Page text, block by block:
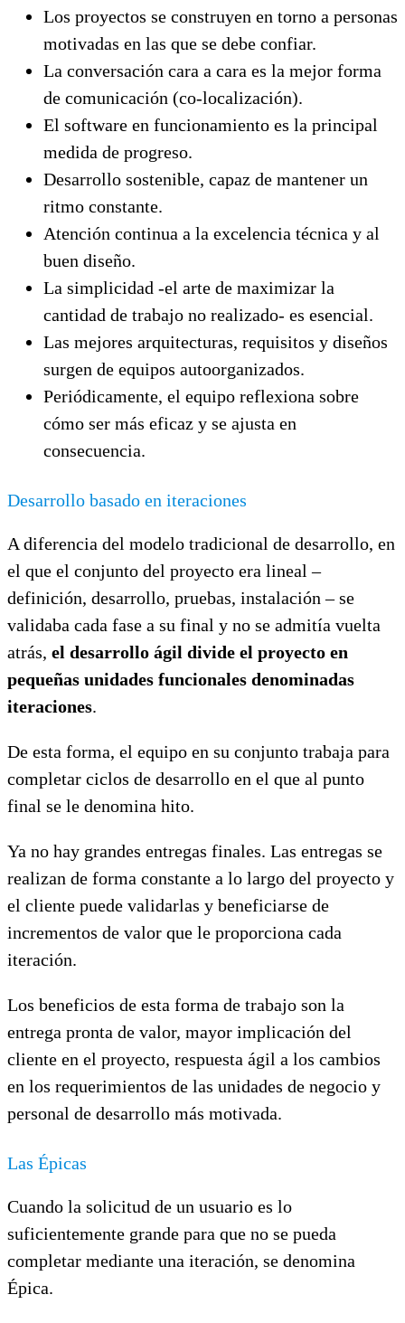
Los proyectos se construyen en torno a personas
motivadas en las que se debe confiar.
La conversación cara a cara es la mejor forma
de comunicación (co-localización).
El software en funcionamiento es la principal
medida de progreso.
Desarrollo sostenible, capaz de mantener un
ritmo constante.
Atención continua a la excelencia técnica y al
buen diseño.
La simplicidad -el arte de maximizar la
cantidad de trabajo no realizado- es esencial.
Las mejores arquitecturas, requisitos y diseños
surgen de equipos autoorganizados.
Periódicamente, el equipo reflexiona sobre
cómo ser más eficaz y se ajusta en
consecuencia.
Desarrollo basado en iteraciones
A diferencia del modelo tradicional de desarrollo, en
el que el conjunto del proyecto era lineal –
definición, desarrollo, pruebas, instalación – se
validaba cada fase a su final y no se admitía vuelta
atrás, el desarrollo ágil divide el proyecto en
pequeñas unidades funcionales denominadas
iteraciones.
De esta forma, el equipo en su conjunto trabaja para
completar ciclos de desarrollo en el que al punto
final se le denomina hito.
Ya no hay grandes entregas finales. Las entregas se
realizan de forma constante a lo largo del proyecto y
el cliente puede validarlas y beneficiarse de
incrementos de valor que le proporciona cada
iteración.
Los beneficios de esta forma de trabajo son la
entrega pronta de valor, mayor implicación del
cliente en el proyecto, respuesta ágil a los cambios
en los requerimientos de las unidades de negocio y
personal de desarrollo más motivada.
Las Épicas
Cuando la solicitud de un usuario es lo
suficientemente grande para que no se pueda
completar mediante una iteración, se denomina
Épica.